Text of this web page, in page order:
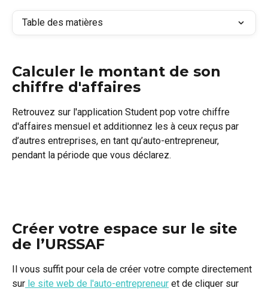
Table des matières
Calculer le montant de son
chiffre d'affaires
Retrouvez sur l'application Student pop votre chiffre
d'affaires mensuel et additionnez les à ceux reçus par
d’autres entreprises, en tant qu’auto-entrepreneur,
pendant la période que vous déclarez.
Créer votre espace sur le site
de l’URSSAF
Il vous suffit pour cela de créer votre compte directement
sur le site web de l'auto-entrepreneur et de cliquer sur